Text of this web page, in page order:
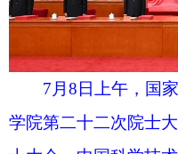
家最高科学技术奖的中国
院士和中国电子科技集团
发奖章、证书，同他们热
习近平等党和国家领导人
道，为获得国家自然科学
家科学技术进步奖和中华